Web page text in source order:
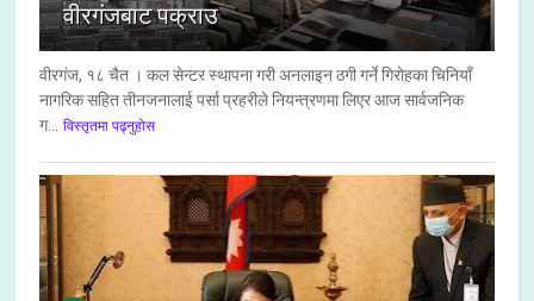
वीरगंजबाट पक्राउ
वीरगंज, १८ चैत । कल सेन्टर स्थापना गरी अनलाइन ठगी गर्ने गिरोहका चिनियाँ
नागरिक सहित तीनजनालाई पर्सा प्रहरीले नियन्त्रणमा लिएर आज सार्वजनिक
ग... विस्तृतमा पढ्नुहोस